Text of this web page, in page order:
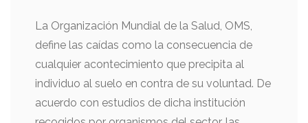
La Organización Mundial de la Salud, OMS,
define las caídas como la consecuencia de
cualquier acontecimiento que precipita al
individuo al suelo en contra de su voluntad. De
acuerdo con estudios de dicha institución